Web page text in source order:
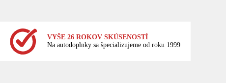
VYŠE 26 ROKOV SKÚSENOSTÍ
Na autodoplnky sa špecializujeme od roku 1999